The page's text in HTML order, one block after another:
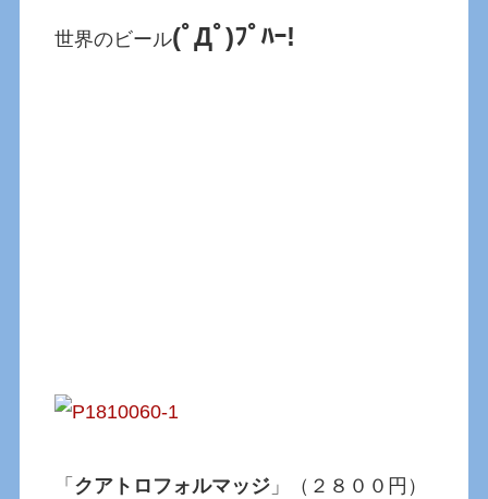
世界のビール(ﾟДﾟ)ﾌﾟﾊｰ!
「 クアトロフォルマッジ 」（２８００円）